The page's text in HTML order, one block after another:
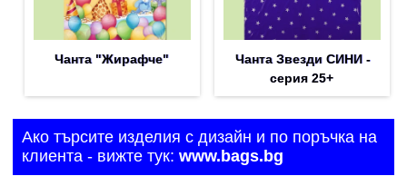
Чанта "Жирафче"
Чанта Звезди СИНИ -
серия 25+
Ако търсите изделия с дизайн и по поръчка на
клиента - вижте тук: www.bags.bg